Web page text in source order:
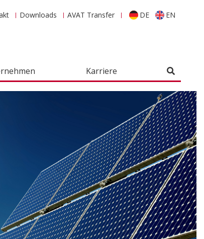
Downloads AVAT Transfer DE EN
Karriere